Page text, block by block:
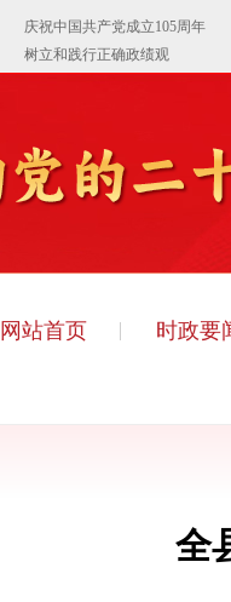
网站首页 时政要
全